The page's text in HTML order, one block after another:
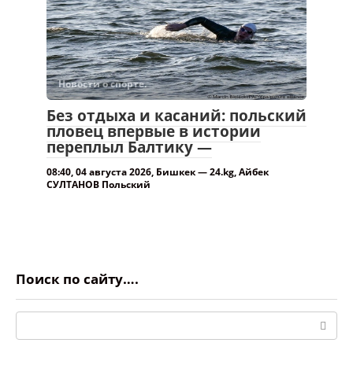
Новости о спорте.
Без отдыха и касаний: польский
пловец впервые в истории
переплыл Балтику —
08:40, 04 августа 2026, Бишкек — 24.kg, Айбек
СУЛТАНОВ Польский
Поиск по сайту….
Поиск: